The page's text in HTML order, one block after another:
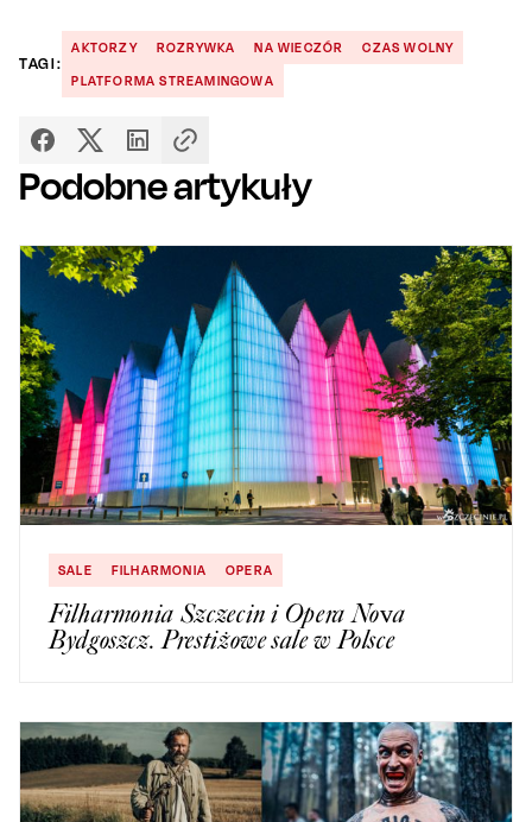
TAGI:
AKTORZY ROZRYWKA NA WIECZÓR
CZAS WOLNY
PLATFORMA STREAMINGOWA
Podobne artykuły
SALE FILHARMONIA OPERA
Filharmonia Szczecin i Opera Nova
Bydgoszcz. Prestiżowe sale w Polsce